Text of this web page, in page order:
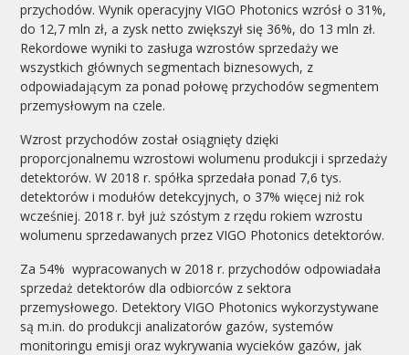
przychodów. Wynik operacyjny VIGO Photonics wzrósł o 31%,
do 12,7 mln zł, a zysk netto zwiększył się 36%, do 13 mln zł.
Rekordowe wyniki to zasługa wzrostów sprzedaży we
wszystkich głównych segmentach biznesowych, z
odpowiadającym za ponad połowę przychodów segmentem
przemysłowym na czele.
Wzrost przychodów został osiągnięty dzięki
proporcjonalnemu wzrostowi wolumenu produkcji i sprzedaży
detektorów. W 2018 r. spółka sprzedała ponad 7,6 tys.
detektorów i modułów detekcyjnych, o 37% więcej niż rok
wcześniej. 2018 r. był już szóstym z rzędu rokiem wzrostu
wolumenu sprzedawanych przez VIGO Photonics detektorów.
Za 54% wypracowanych w 2018 r. przychodów odpowiadała
sprzedaż detektorów dla odbiorców z sektora
przemysłowego. Detektory VIGO Photonics wykorzystywane
są m.in. do produkcji analizatorów gazów, systemów
monitoringu emisji oraz wykrywania wycieków gazów, jak